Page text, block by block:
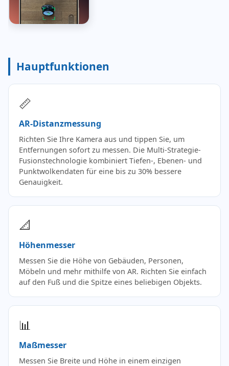
Hauptfunktionen
📏
AR-Distanzmessung
Richten Sie Ihre Kamera aus und tippen Sie, um
Entfernungen sofort zu messen. Die Multi-Strategie-
Fusionstechnologie kombiniert Tiefen-, Ebenen- und
Punktwolkendaten für eine bis zu 30% bessere
Genauigkeit.
📐
Höhenmesser
Messen Sie die Höhe von Gebäuden, Personen,
Möbeln und mehr mithilfe von AR. Richten Sie einfach
auf den Fuß und die Spitze eines beliebigen Objekts.
📊
Maßmesser
Messen Sie Breite und Höhe in einem einzigen